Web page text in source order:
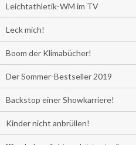
Leichtathletik-WM im TV
Leck mich!
Boom der Klimabücher!
Der Sommer-Bestseller 2019
Backstop einer Showkarriere!
Kinder nicht anbrüllen!